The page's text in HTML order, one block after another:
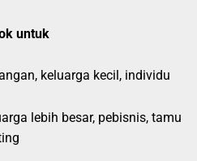
untuk
keluarga kecil, individu
lebih besar, pebisnis, tamu